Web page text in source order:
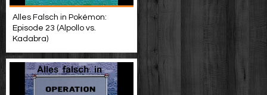
Alles Falsch in Pokémon:
Episode 23 (Alpollo vs.
Kadabra)